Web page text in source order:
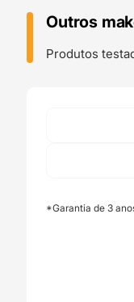
Pack
(2-
in-
Outros
Produtos
*Garantia de 3